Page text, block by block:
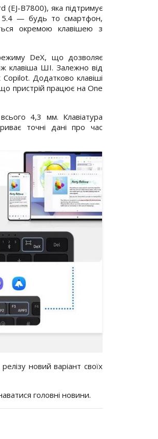
(EJ-B7800), яка підтримує
5.4 — будь то смартфон,
окремою клавішею з
DeX, що дозволяє
клавіша ШІ. Залежно від
Додатково клавіші
пристрій працює на One
4,3 мм. Клавіатура
точні дані про час
новий варіант своїх
головні новини.